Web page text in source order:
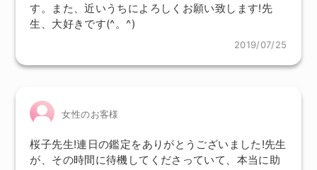
す。また、近いうちによろしくお願い致します!先
生、大好きです(^。^)
2019/07/25
女性のお客様
桜子先生!連日の鑑定をありがとうございました!先生
が、その時間に待機してくださっていて、本当に助